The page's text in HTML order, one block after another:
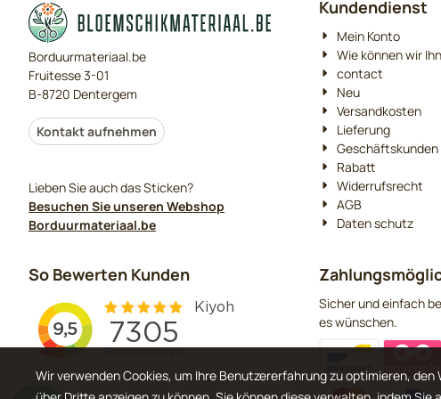
Borduurmateriaal.be
Fruitesse 3-01
B-8720 Dentergem
Kontakt aufnehmen
Lieben Sie auch das Sticken?
Besuchen Sie unseren Webshop
Borduurmateriaal.be
Kundendienst
Mein Konto
Wie können wir
contact
Neu
Versandkosten
Lieferung
Geschäftskunden
Rabatt
Widerrufsrecht
AGB
Daten schutz
So Bewerten Kunden
Sicher und einfach
es wünschen.
Wir verwenden Cookies, um Ihre Benutzererfahrung zu optimieren,